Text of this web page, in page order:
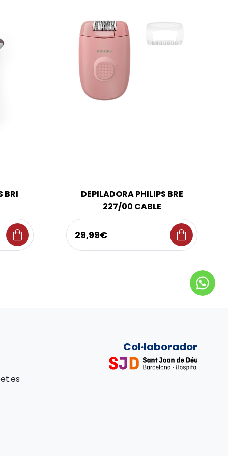
BRI
shopping_bag
DEPILADORA PHILIPS BRE
227/00 CABLE
29,99€ shopping_bag
Col·laborador